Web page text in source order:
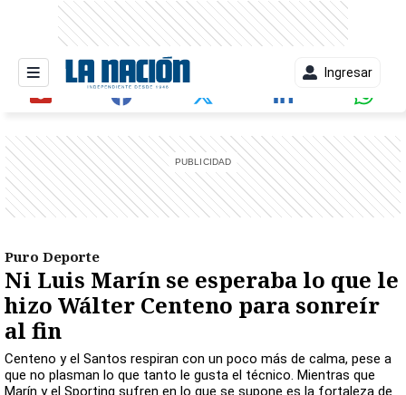
Ingresar
Puro Deporte
Ni Luis Marín se esperaba lo que le
hizo Wálter Centeno para sonreír
al fin
Centeno y el Santos respiran con un poco más de calma, pese a
que no plasman lo que tanto le gusta el técnico. Mientras que
Marín y el Sporting sufren en lo que se supone es la fortaleza de